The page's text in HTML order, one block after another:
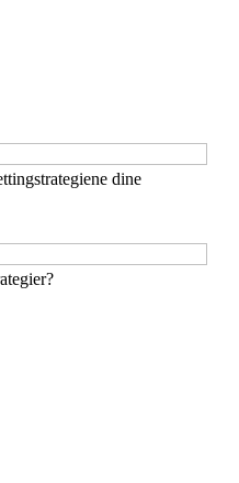
dine